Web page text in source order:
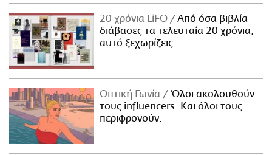
20 χρόνια LiFO
Από όσα βιβλία
διάβασες τα τελευταία 20 χρόνια,
αυτό ξεχωρίζεις
Οπτική Γωνία
Όλοι ακολουθούν
τους influencers. Και όλοι τους
περιφρονούν.